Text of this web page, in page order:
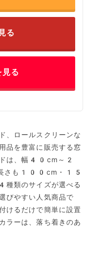
る
る
、ロールスクリーンな
品を豊富に販売する窓
ドは、幅40cm～2
長さも100cm・15
のサイズが選べる
びやすい人気商品で
けるだけで簡単に設置
ラーは、落ち着きのあ